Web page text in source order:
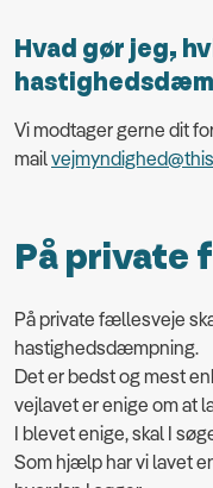
Hvad gør jeg,
Vi modtager gerne dit
mail
På private
På private fællesveje
hastighedsdæmpning.
Det er bedst og mest
vejlavet er enige om at
I blevet enige, skal I
Som hjælp har vi lavet